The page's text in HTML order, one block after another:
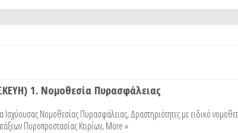
1. Νομοθεσία Πυρασφάλειας
Ισχύουσας Νομοθεσίας Πυρασφάλειας,Δραστηριότητες με ειδικό
Πυροπροστασίας Κτιρίων,More »